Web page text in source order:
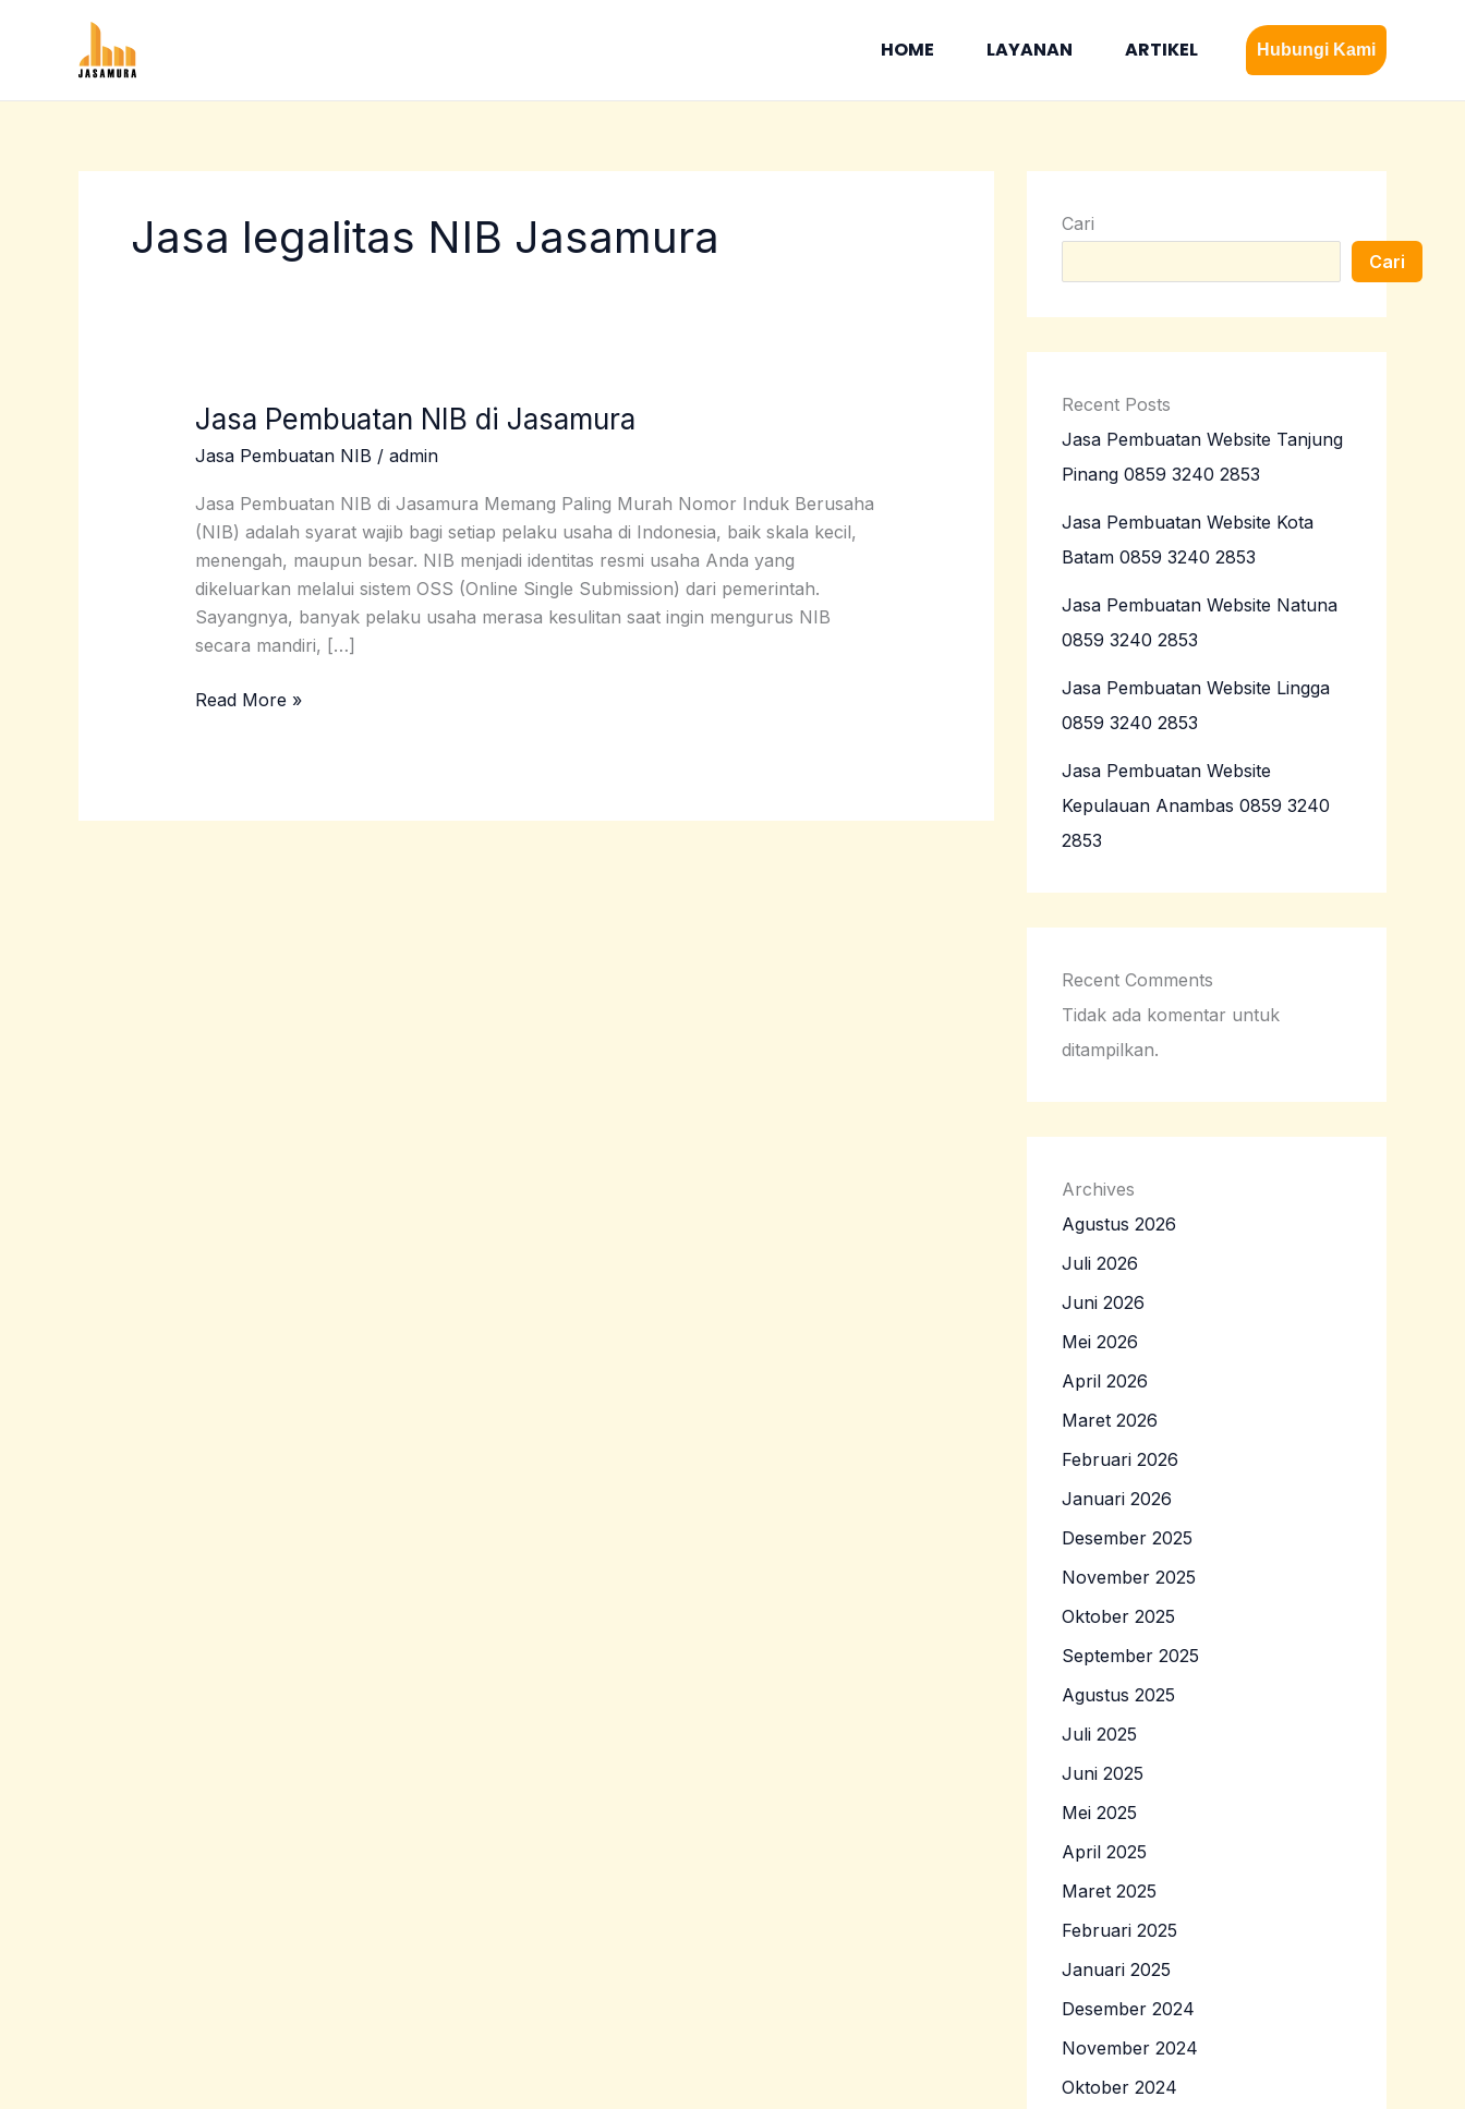
HOME LAYANAN ARTIKEL Hubungi Kami
Jasa legalitas NIB Jasamura
Jasa Pembuatan NIB di Jasamura
Jasa Pembuatan NIB / admin
Jasa Pembuatan NIB di Jasamura Memang Paling Murah Nomor Induk Berusaha
(NIB) adalah syarat wajib bagi setiap pelaku usaha di Indonesia, baik skala kecil,
menengah, maupun besar. NIB menjadi identitas resmi usaha Anda yang
dikeluarkan melalui sistem OSS (Online Single Submission) dari pemerintah.
Sayangnya, banyak pelaku usaha merasa kesulitan saat ingin mengurus NIB
secara mandiri, […]
Jasa
di
Jasamura
Read More »
Cari
Cari
Recent Posts
Jasa Pembuatan Website Tanjung
Pinang 0859 3240 2853
Jasa Pembuatan Website Kota
Batam 0859 3240 2853
Jasa Pembuatan Website Natuna
0859 3240 2853
Jasa Pembuatan Website Lingga
0859 3240 2853
Jasa Pembuatan Website
Kepulauan Anambas 0859 3240
2853
Recent Comments
Tidak ada komentar untuk
ditampilkan.
Archives
Agustus 2026
Juli 2026
Juni 2026
Mei 2026
April 2026
Maret 2026
Februari 2026
Januari 2026
Desember 2025
November 2025
Oktober 2025
September 2025
Agustus 2025
Juli 2025
Juni 2025
Mei 2025
April 2025
Maret 2025
Februari 2025
Januari 2025
Desember 2024
November 2024
Oktober 2024